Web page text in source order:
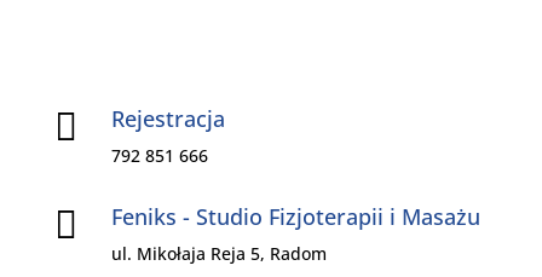
 Rejestracja
792 851 666
 Feniks - Studio Fizjoterapii i Masażu
ul. Mikołaja Reja 5, Radom